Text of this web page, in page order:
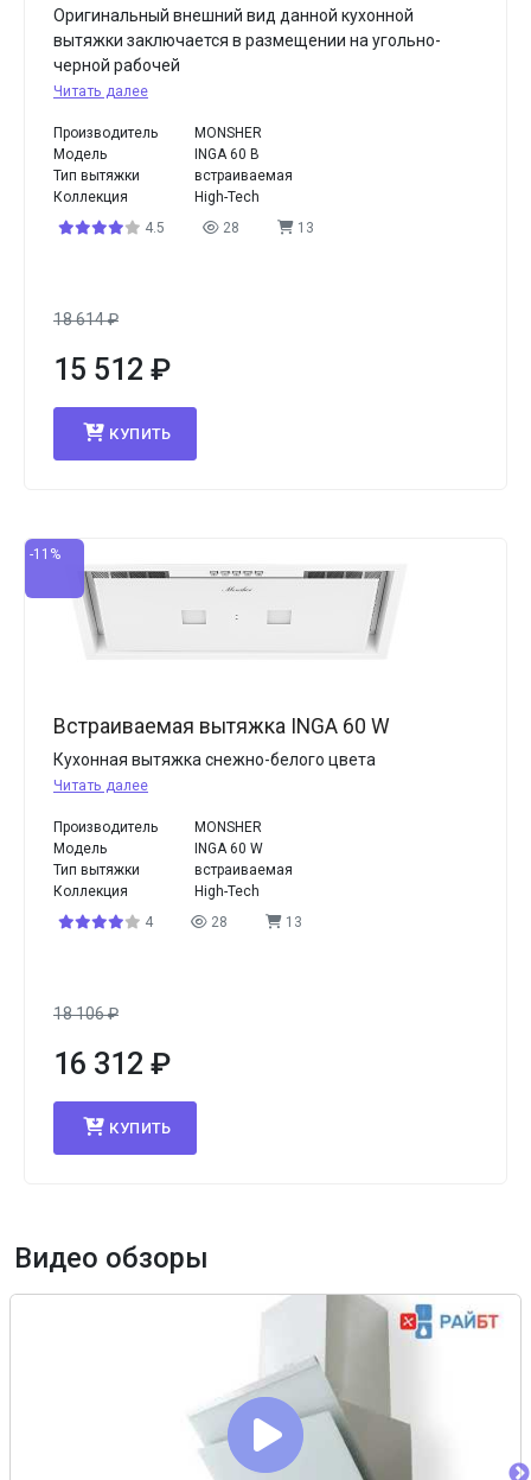
Оригинальный внешний вид данной кухонной
вытяжки заключается в размещении на угольно-
черной рабочей
Читать далее
Производитель
MONSHER
Модель
INGA 60 B
Тип вытяжки
встраиваемая
Коллекция
High-Tech
4.5
28 13
18 614₽
15 512 ₽
КУПИТЬ
-11%
Встраиваемая вытяжка INGA 60 W
Кухонная вытяжка снежно-белого цвета
Читать далее
Производитель
MONSHER
Модель
INGA 60 W
Тип вытяжки
встраиваемая
Коллекция
High-Tech
4
28 13
18 106₽
16 312 ₽
КУПИТЬ
Видео обзоры